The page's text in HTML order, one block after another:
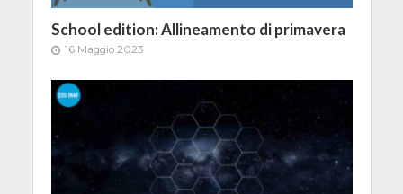
School edition: Allineamento di primavera
16 Maggio 2023